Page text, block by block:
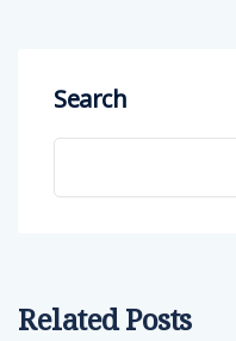
Search
Related Posts